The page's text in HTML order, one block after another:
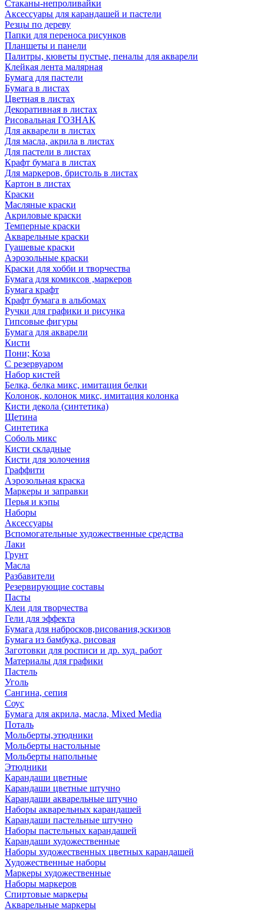
Стаканы-непроливайки
Аксессуары для карандашей и пастели
Резцы по дереву
Папки для переноса рисунков
Планшеты и панели
Палитры, кюветы пустые, пеналы для акварели
Клейкая лента малярная
Бумага для пастели
Бумага в листах
Цветная в листах
Декоративная в листах
Рисовальная ГОЗНАК
Для акварели в листах
Для масла, акрила в листах
Для пастели в листах
Крафт бумага в листах
Для маркеров, бристоль в листах
Картон в листах
Краски
Масляные краски
Акриловые краски
Темперные краски
Акварельные краски
Гуашевые краски
Аэрозольные краски
Краски для хобби и творчества
Бумага для комиксов ,маркеров
Бумага крафт
Крафт бумага в альбомах
Ручки для графики и рисунка
Гипсовые фигуры
Бумага для акварели
Кисти
Пони; Коза
С резервуаром
Набор кистей
Белка, белка микс, имитация белки
Колонок, колонок микс, имитация колонка
Кисти декола (синтетика)
Щетина
Синтетика
Соболь микс
Кисти складные
Кисти для золочения
Граффити
Аэрозольная краска
Маркеры и заправки
Перья и кэпы
Наборы
Аксессуары
Вспомогательные художественные средства
Лаки
Грунт
Масла
Разбавители
Резервирующие составы
Пасты
Клеи для творчества
Гели для эффекта
Бумага для набросков,рисования,эскизов
Бумага из бамбука, рисовая
Заготовки для росписи и др. худ. работ
Материалы для графики
Пастель
Уголь
Сангина, сепия
Соус
Бумага для акрила, масла, Mixed Media
Поталь
Мольберты,этюдники
Мольберты настольные
Мольберты напольные
Этюдники
Карандаши цветные
Карандаши цветные штучно
Карандаши акварельные штучно
Наборы акварельных карандашей
Карандаши пастельные штучно
Наборы пастельных карандашей
Карандаши художественные
Наборы художественных цветных карандашей
Художественные наборы
Маркеры художественные
Наборы маркеров
Спиртовые маркеры
Акварельные маркеры